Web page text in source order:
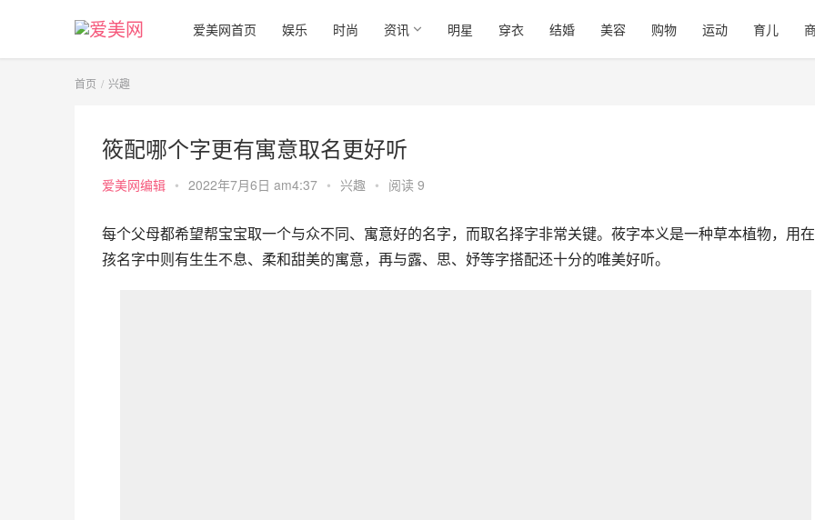
爱美网首页 娱乐 时尚 资讯 明星 穿衣 结婚 美容 购物 运动 育儿
首页 兴趣
筱配哪个字更有寓意取名更好听
爱美网编辑 • 2022年7月6日 am4:37 • 兴趣 • 阅读 9
每个父母都希望帮宝宝取一个与众不同、寓意好的名字，而取名择字非常关键。莜字本义是一种草本植物，用
孩名字中则有生生不息、柔和甜美的寓意，再与露、思、妤等字搭配还十分的唯美好听。